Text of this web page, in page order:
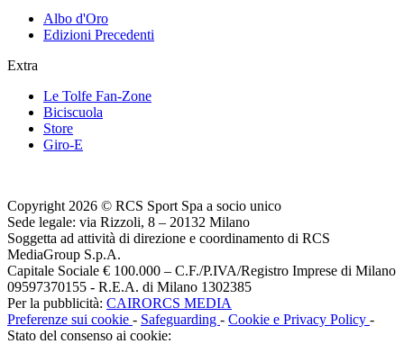
Albo d'Oro
Edizioni Precedenti
Extra
Le Tolfe Fan-Zone
Biciscuola
Store
Giro-E
Copyright 2026 © RCS Sport Spa a socio unico
Sede legale: via Rizzoli, 8 – 20132 Milano
Soggetta ad attività di direzione e coordinamento di RCS
MediaGroup S.p.A.
Capitale Sociale € 100.000 – C.F./P.IVA/Registro Imprese di Milano
09597370155 - R.E.A. di Milano 1302385
Per la pubblicità: CAIRORCS MEDIA
Preferenze sui cookie - Safeguarding - Cookie e Privacy Policy -
Stato del consenso ai cookie: